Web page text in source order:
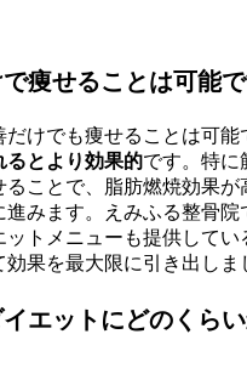
痩せることは可能
だけでも痩せることは可能
るとより効果的です。特に
ことで、脂肪燃焼効果が
進みます。えみふる整骨院
ットメニューも提供してい
果を最大限に引き出しま
エットにどのくら